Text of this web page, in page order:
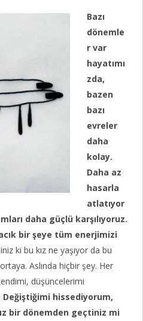
Bazı
dönemle
r var
hayatımı
zda,
bazen
bazı
evreler
daha
kolay.
Daha az
hasarla
atlatıyor
daha güçlü karşılıyoruz.
bir şeye tüm enerjimizi
ki bu kız ne yaşıyor da bu
Aslında hiçbir şey. Her
düşüncelerimi
Değiştiğimi hissediyorum,
bir dönemden geçtiniz mi